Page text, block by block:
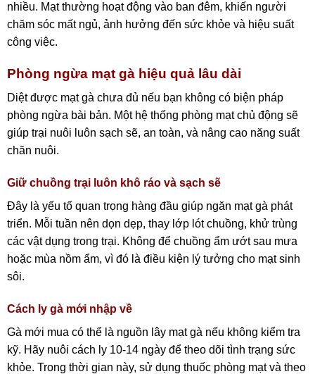
nhiều. Mạt thường hoạt động vào ban đêm, khiến người
chăm sóc mất ngủ, ảnh hưởng đến sức khỏe và hiệu suất
công việc.
Phòng ngừa mạt gà hiệu quả lâu dài
Diệt được mạt gà chưa đủ nếu bạn không có biện pháp
phòng ngừa bài bản. Một hệ thống phòng mạt chủ động sẽ
giúp trại nuôi luôn sạch sẽ, an toàn, và nâng cao năng suất
chăn nuôi.
Giữ chuồng trại luôn khô ráo và sạch sẽ
Đây là yếu tố quan trọng hàng đầu giúp ngăn mạt gà phát
triển. Mỗi tuần nên dọn dẹp, thay lớp lót chuồng, khử trùng
các vật dụng trong trại. Không để chuồng ẩm ướt sau mưa
hoặc mùa nồm ẩm, vì đó là điều kiện lý tưởng cho mạt sinh
sôi.
Cách ly gà mới nhập về
Gà mới mua có thể là nguồn lây mạt gà nếu không kiểm tra
kỹ. Hãy nuôi cách ly 10-14 ngày để theo dõi tình trạng sức
khỏe. Trong thời gian này, sử dụng thuốc phòng mạt và theo